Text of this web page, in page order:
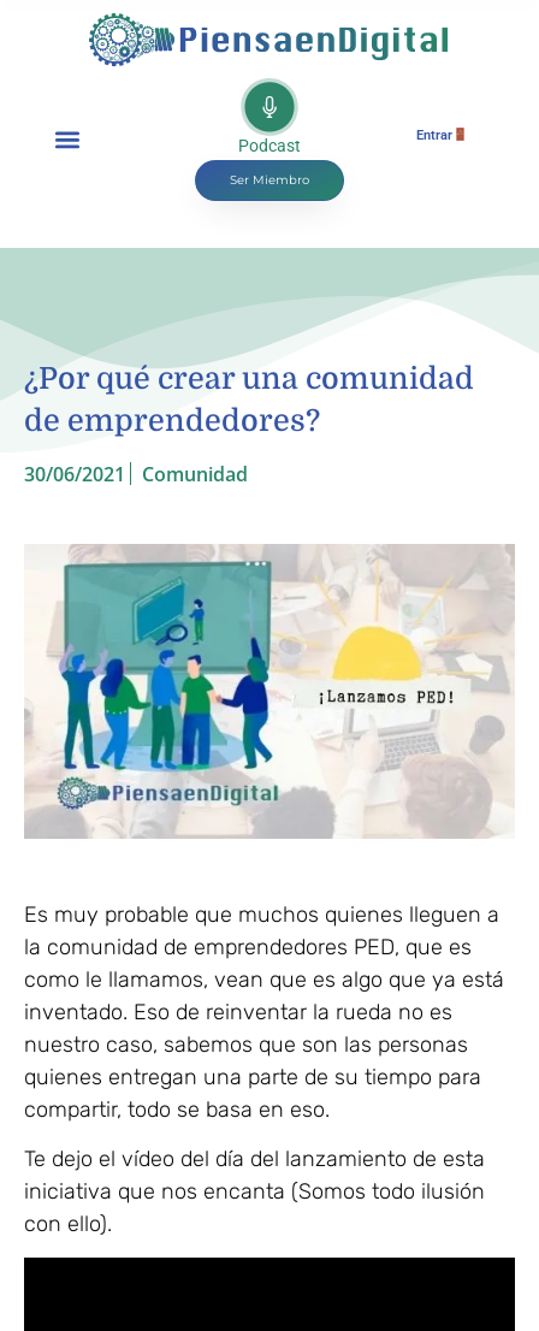
Podcast
Ser Miembro
Entrar
¿Por qué crear una comunidad
de emprendedores?
30/06/2021 Comunidad
Es muy probable que muchos quienes lleguen a
la comunidad de emprendedores PED, que es
como le llamamos, vean que es algo que ya está
inventado. Eso de reinventar la rueda no es
nuestro caso, sabemos que son las personas
quienes entregan una parte de su tiempo para
compartir, todo se basa en eso.
Te dejo el vídeo del día del lanzamiento de esta
iniciativa que nos encanta (Somos todo ilusión
con ello).